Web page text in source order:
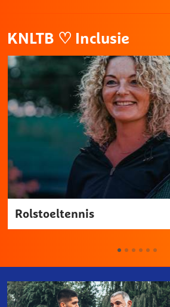
KNLTB ♡ Inclusie
Rolstoeltennis